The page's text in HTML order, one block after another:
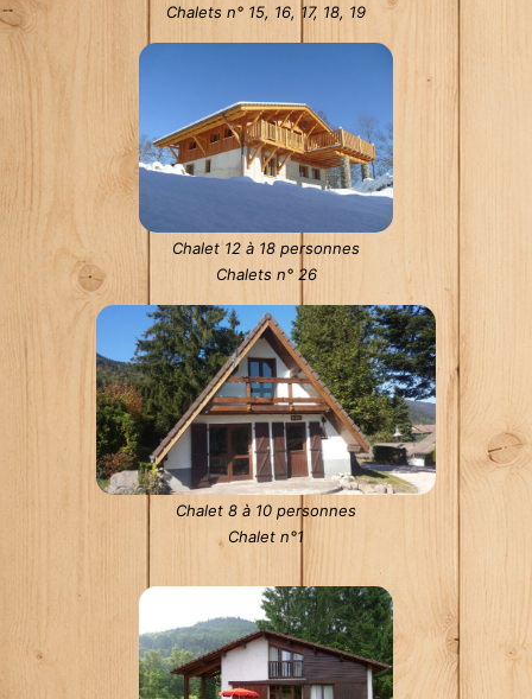
Chalets n° 15, 16, 17, 18, 19
Chalet 12 à 18 personnes
Chalets n° 26
Chalet 8 à 10 personnes
Chalet n°1